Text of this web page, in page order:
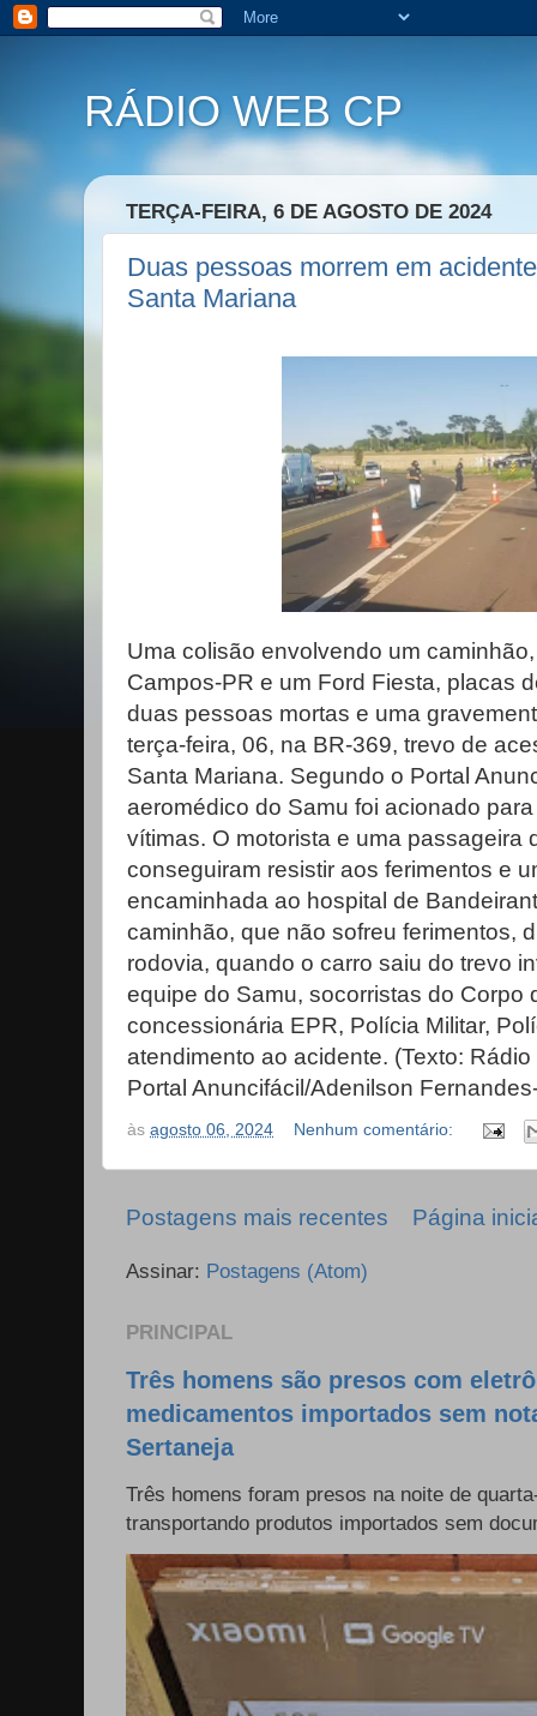
RÁDIO WEB CP
TERÇA-FEIRA, 6 DE AGOSTO DE 2024
Duas pessoas morrem em
Santa Mariana
Uma colisão envolvendo um
Campos-PR e um Ford Fiesta, placas
duas pessoas mortas e uma
terça-feira, 06, na BR-369, trevo de
Santa Mariana. Segundo o Portal
aeromédico do Samu foi acionado
vítimas. O motorista e uma passageira
conseguiram resistir aos ferimentos e
encaminhada ao hospital de
caminhão, que não sofreu ferimentos,
rodovia, quando o carro saiu do trevo
equipe do Samu, socorristas do Corpo
concessionária EPR, Polícia Militar,
atendimento ao acidente. (Texto:
Portal Anuncifácil/Adenilson
às agosto 06, 2024 Nenhum comentário:
Postagens mais recentes Página
Assinar: Postagens (Atom)
PRINCIPAL
Três homens são presos com
medicamentos importados sem
Sertaneja
Três homens foram presos na noite de
transportando produtos importados sem